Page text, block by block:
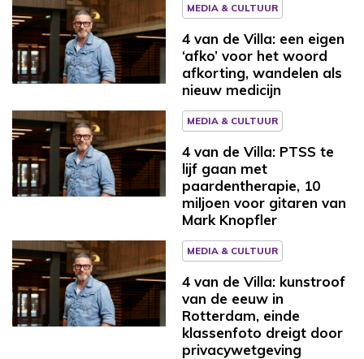
MEDIA & CULTUUR
4 van de Villa: een eigen
‘afko’ voor het woord
afkorting, wandelen als
nieuw medicijn
MEDIA & CULTUUR
4 van de Villa: PTSS te
lijf gaan met
paardentherapie, 10
miljoen voor gitaren van
Mark Knopfler
MEDIA & CULTUUR
4 van de Villa: kunstroof
van de eeuw in
Rotterdam, einde
klassenfoto dreigt door
privacywetgeving